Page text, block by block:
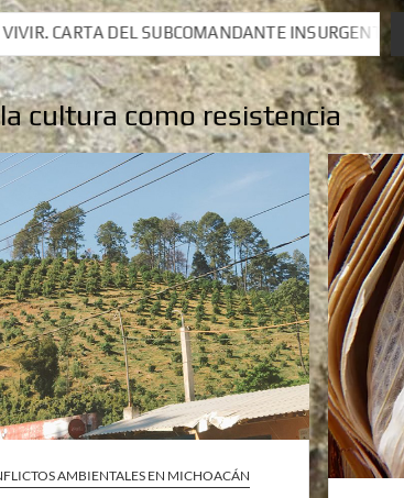
INSURGENTE MOISÉS A LUIS DE TAVIRA
INSURGENTE MOISÉS A LUIS DE TAVIRA
la cultura como resistencia
AMBIENTALES EN MICHOACÁN